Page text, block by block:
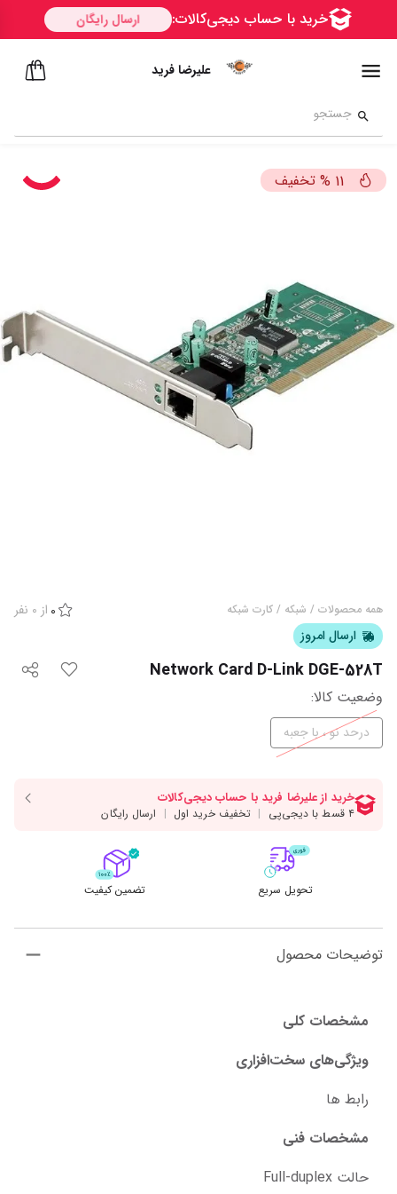
علیرضا فرید
11
% تخفیف
همه محصولات / شبکه / کارت شبکه 0 از 0 نفر
ارسال امروز
Network Card D-Link DGE-528T
وضعیت کالا:
درحد نو ، با جعبه
تحویل سریع تضمین کیفیت
توضیحات محصول
مشخصات کلی
ویژگی‌های سخت‌افزاری
رابط ها
مشخصات فنی
حالت Full-duplex